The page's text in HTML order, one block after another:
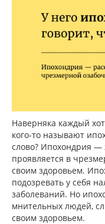
Наверняка каждый
кого-то называют
слово? Ипохондрия —
проявляется в
своим здоровьем.
подозревать у себя
заболеваний. Но
мнительных людей,
своим здоровьем.